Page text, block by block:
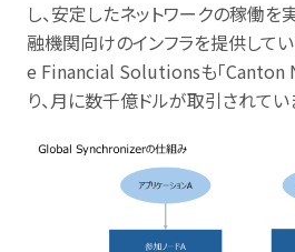
し、安定したネットワークの稼働を
融機関向けのインフラを提供して
e Financial Solutionsも「Canton
り、月に数千億ドルが取引されてい